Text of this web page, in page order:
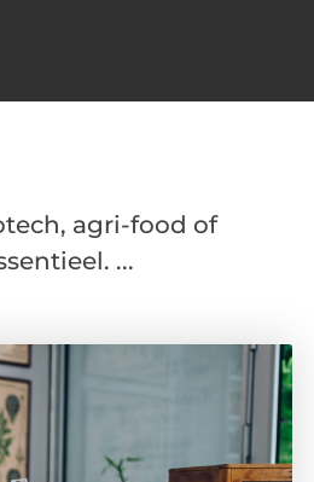
agri-food of
...